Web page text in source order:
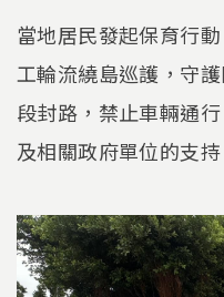
當地居民發起保育行
工輪流繞島巡護，守
段封路，禁止車輛通
及相關政府單位的支持